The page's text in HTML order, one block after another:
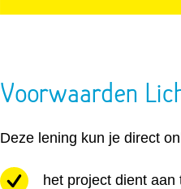
Voorwaarden
Deze lening kun je direct
het project dient